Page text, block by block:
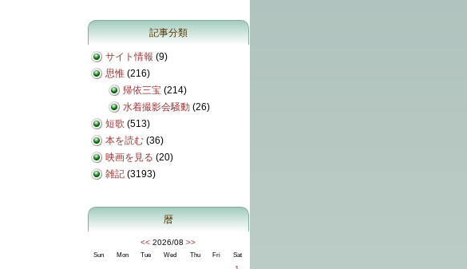
記事分類
サイト情報 (9)
思惟 (216)
帰依三宝 (214)
水着撮影会騒動 (26)
短歌 (513)
本を読む (36)
映画を見る (20)
雑記 (3193)
暦
<< 2026/08 >>
Sun Mon Tue Wed Thu Fri Sat